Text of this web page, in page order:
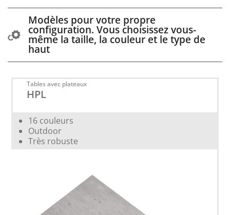
Modèles pour votre propre
configuration. Vous choisissez vous-
même la taille, la couleur et le type de
haut
Tables avec plateaux
HPL
16 couleurs
Outdoor
Très robuste